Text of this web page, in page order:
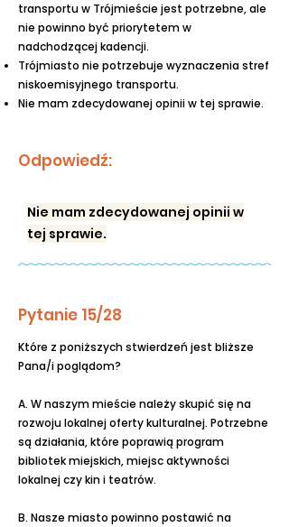
transportu w Trójmieście jest potrzebne, ale
nie powinno być priorytetem w
nadchodzącej kadencji.
Trójmiasto nie potrzebuje wyznaczenia stref
niskoemisyjnego transportu.
Nie mam zdecydowanej opinii w tej sprawie.
Odpowiedź:
Nie mam zdecydowanej opinii w
tej sprawie.
Pytanie 15/28
Które z poniższych stwierdzeń jest bliższe
Pana/i poglądom?
A. W naszym mieście należy skupić się na
rozwoju lokalnej oferty kulturalnej. Potrzebne
są działania, które poprawią program
bibliotek miejskich, miejsc aktywności
lokalnej czy kin i teatrów.
B. Nasze miasto powinno postawić na